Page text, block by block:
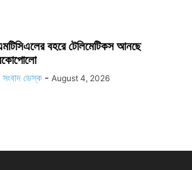
বহরে টেলিমেটিকস আনছে
সংবাদ ডেস্ক - August 4, 2026